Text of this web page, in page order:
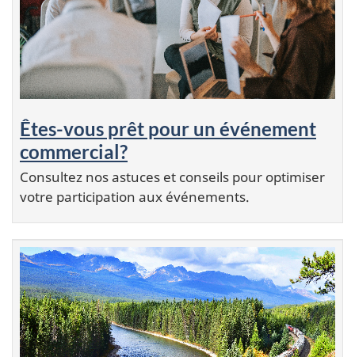
Êtes-vous prêt pour un événement
commercial?
Consultez nos astuces et conseils pour optimiser
votre participation aux événements.